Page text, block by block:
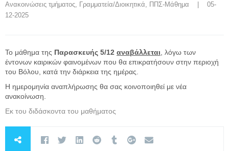
Ανακοινώσεις τμήματος, Γραμματεία/Διοικητικά, ΠΠΣ-Μάθημα
    |    05-
12-2025
Το μάθημα της Παρασκευής 5/12 αναβάλλεται , λόγω των
έντονων καιρικών φαινομένων που θα επικρατήσουν στην περιοχή
του Βόλου, κατά την διάρκεια της ημέρας.
Η ημερομηνία αναπλήρωσης θα σας κοινοποιηθεί με νέα
ανακοίνωση.
Εκ του διδάσκοντα του μαθήματος